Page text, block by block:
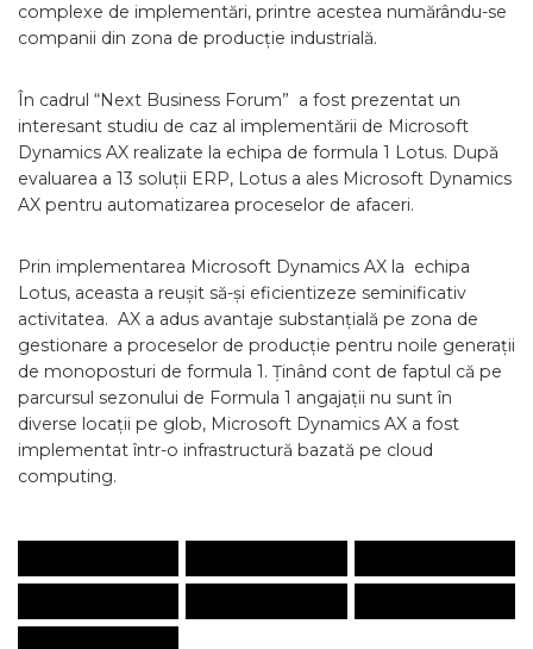
complexe de implementări, printre acestea numărându-se
companii din zona de producție industrială.
În cadrul “Next Business Forum” a fost prezentat un
interesant studiu de caz al implementării de Microsoft
Dynamics AX realizate la echipa de formula 1 Lotus. După
evaluarea a 13 soluții ERP, Lotus a ales Microsoft Dynamics
AX pentru automatizarea proceselor de afaceri.
Prin implementarea Microsoft Dynamics AX la echipa
Lotus, aceasta a reușit să-și eficientizeze seminificativ
activitatea. AX a adus avantaje substanțială pe zona de
gestionare a proceselor de producție pentru noile generații
de monoposturi de formula 1. Ținând cont de faptul că pe
parcursul sezonului de Formula 1 angajații nu sunt în
diverse locații pe glob, Microsoft Dynamics AX a fost
implementat într-o infrastructură bazată pe cloud
computing.